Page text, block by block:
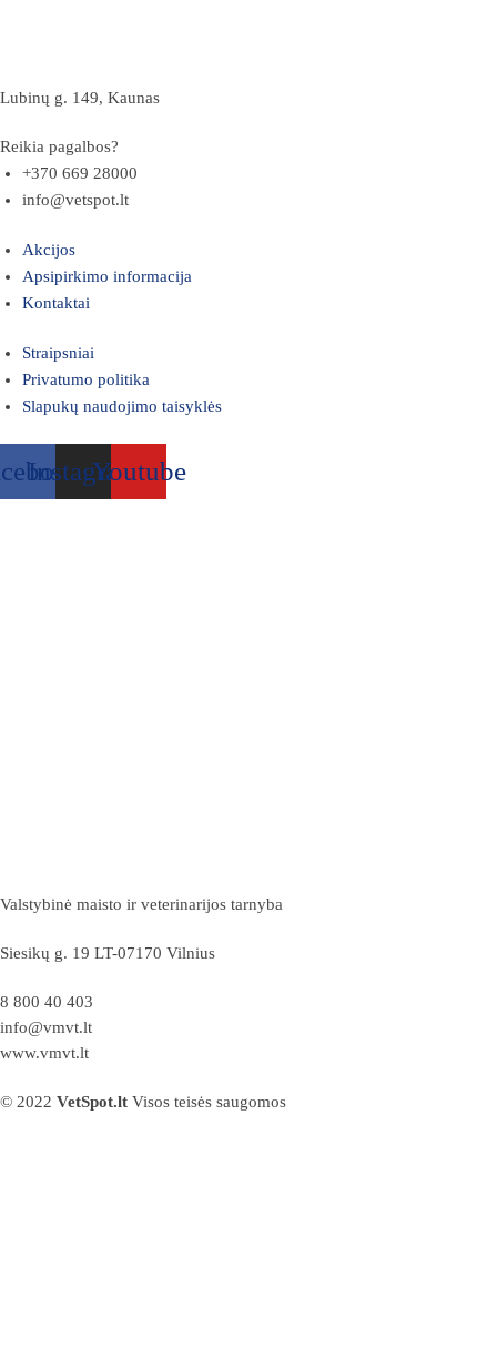
Lubinų g. 149, Kaunas
Reikia pagalbos?
+370 669 28000
info@vetspot.lt
Akcijos
Apsipirkimo informacija
Kontaktai
Straipsniai
Privatumo politika
Slapukų naudojimo taisyklės
InstagramYoutube
Valstybinė maisto ir veterinarijos tarnyba
Siesikų g. 19 LT-07170 Vilnius
8 800 40 403
info@vmvt.lt
www.vmvt.lt
© 2022 VetSpot.lt Visos teisės saugomos